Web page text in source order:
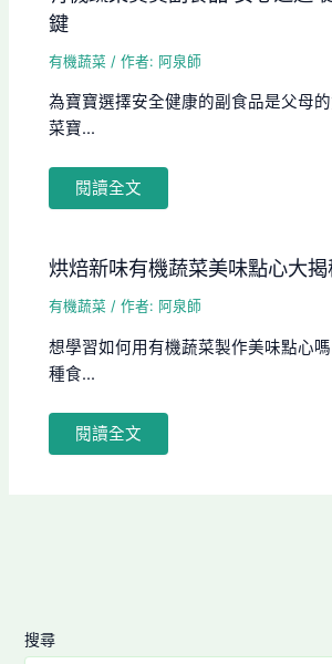
鍵
有機蔬菜 / 作者: 阿泉師
為寶寶選擇安全健康的副食品是父母
菜寶...
閱讀全文
烘焙新味有機蔬菜美味點心大揭
有機蔬菜 / 作者: 阿泉師
想學習如何用有機蔬菜製作美味點心
種食...
閱讀全文
搜尋